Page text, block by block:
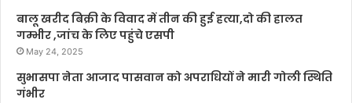
बालू खरीद बिक्री के विवाद में तीन की हुई हत्या,दो की हालत
गम्भीर ,जांच के लिए पहुंचे एसपी
May 24, 2025
सुभासपा नेता आजाद पासवान को अपराधियों ने मारी गोली स्थिति
गंभीर